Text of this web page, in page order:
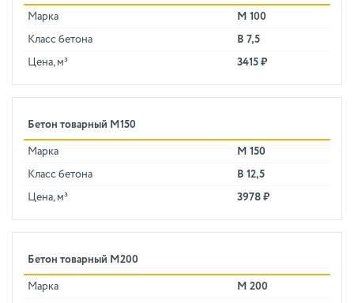
Марка М 100
Класс бетона В 7,5
Цена, м³ 3415 ₽
Бетон товарный М150
Марка М 150
Класс бетона В 12,5
Цена, м³ 3978 ₽
Бетон товарный М200
Марка М 200